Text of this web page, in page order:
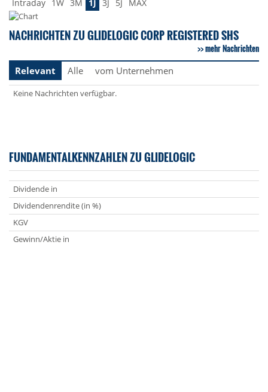
Intraday 1W 3M 1J 3J 5J MAX
NACHRICHTEN ZU GLIDELOGIC CORP REGISTERED SHS
mehr Nachrichten
Relevant
Alle vom Unternehmen
Keine Nachrichten verfügbar.
FUNDAMENTALKENNZAHLEN ZU GLIDELOGIC
Dividende in
Dividendenrendite (in %)
KGV
Gewinn/Aktie in